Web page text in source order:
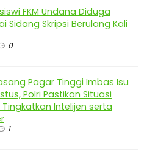
FKM Undana Diduga
Sidang Skripsi Berulang Kali
0
Pagar Tinggi Imbas Isu
Polri Pastikan Situasi
Intelijen serta
1